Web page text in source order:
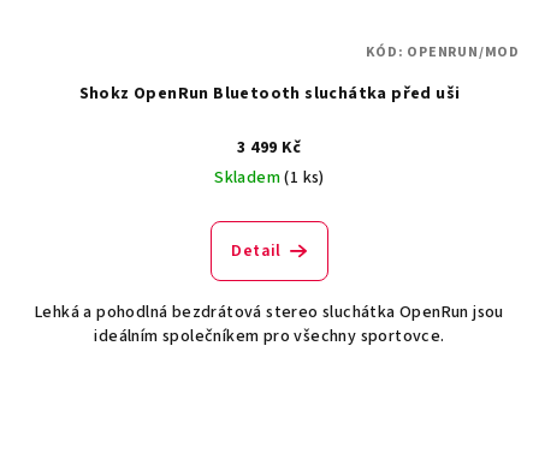
Shokz OpenRun Bluetooth sluchátka před uši
3 499 Kč
Skladem(1 ks)
Detail
Lehká a pohodlná bezdrátová stereo sluchátka OpenRun jsou
ideálním společníkem pro všechny sportovce.
KÓD: OPENRUN/MOD